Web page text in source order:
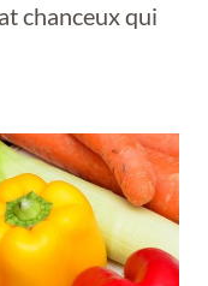
chanceux qui